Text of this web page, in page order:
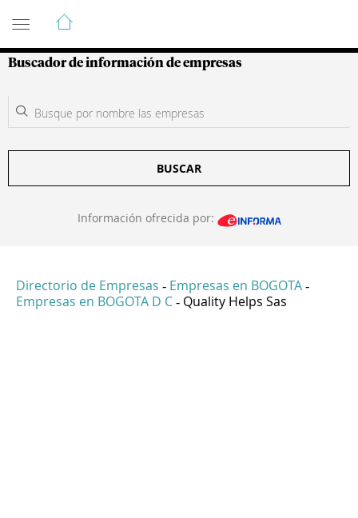
Guía de Empresas Colombianas
Buscador de información de empresas
BUSCAR
Información ofrecida por:
Directorio de Empresas - Empresas en BOGOTA -
Empresas en BOGOTA D C - Quality Helps Sas